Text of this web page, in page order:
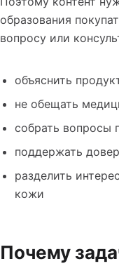
образования
вопросу или
объяснить
не обещать
собрать вопросы
поддержать
разделить
кожи
Почему